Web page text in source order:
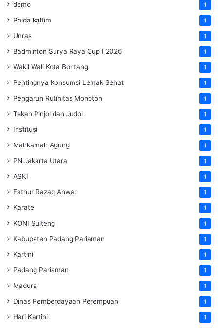
demo 1
Polda kaltim 1
Unras 1
Badminton Surya Raya Cup I 2026 1
Wakil Wali Kota Bontang 1
Pentingnya Konsumsi Lemak Sehat 1
Pengaruh Rutinitas Monoton 1
Tekan Pinjol dan Judol 1
Institusi 1
Mahkamah Agung 1
PN Jakarta Utara 1
ASKI 1
Fathur Razaq Anwar 1
Karate 1
KONI Sulteng 1
Kabupaten Padang Pariaman 1
Kartini 1
Padang Pariaman 1
Madura 1
Dinas Pemberdayaan Perempuan 1
Hari Kartini 1